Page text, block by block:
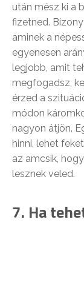
után mész ki a
fizetned.
aminek a
egyenesen
legjobb, amit
megfogadsz,
érzed a
módon
nagyon átjön.
hinni, lehet
az amcsik,
lesznek veled.
7. Ha